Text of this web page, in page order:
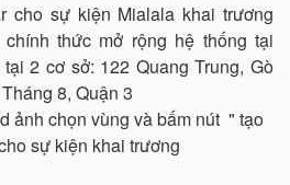
cho sự kiện Mialala khai trương
thức mở rộng hệ thống tại
2 cơ sở: 122 Quang Trung, Gò
8, Quận 3
ảnh chọn vùng và bấm nút " tạo
sự kiện khai trương